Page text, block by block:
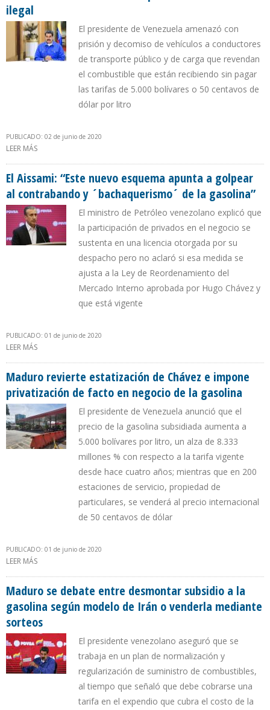
ilegal
El presidente de Venezuela amenazó con
prisión y decomiso de vehículos a conductores
de transporte público y de carga que revendan
el combustible que están recibiendo sin pagar
las tarifas de 5.000 bolívares o 50 centavos de
dólar por litro
PUBLICADO: 02 de junio de 2020
LEER MÁS
ILEGAL
El Aissami: “Este nuevo esquema apunta a golpear
al contrabando y ´bachaquerismo´ de la gasolina”
El ministro de Petróleo venezolano explicó que
la participación de privados en el negocio se
sustenta en una licencia otorgada por su
despacho pero no aclaró si esa medida se
ajusta a la Ley de Reordenamiento del
Mercado Interno aprobada por Hugo Chávez y
que está vigente
PUBLICADO: 01 de junio de 2020
LEER MÁS
Maduro revierte estatización de Chávez e impone
privatización de facto en negocio de la gasolina
El presidente de Venezuela anunció que el
precio de la gasolina subsidiada aumenta a
5.000 bolívares por litro, un alza de 8.333
millones % con respecto a la tarifa vigente
desde hace cuatro años; mientras que en 200
estaciones de servicio, propiedad de
particulares, se venderá al precio internacional
de 50 centavos de dólar
PUBLICADO: 01 de junio de 2020
LEER MÁS
Maduro se debate entre desmontar subsidio a la
gasolina según modelo de Irán o venderla mediante
sorteos
El presidente venezolano aseguró que se
trabaja en un plan de normalización y
regularización de suministro de combustibles,
al tiempo que señaló que debe cobrarse una
tarifa en el expendio que cubra el costo de la